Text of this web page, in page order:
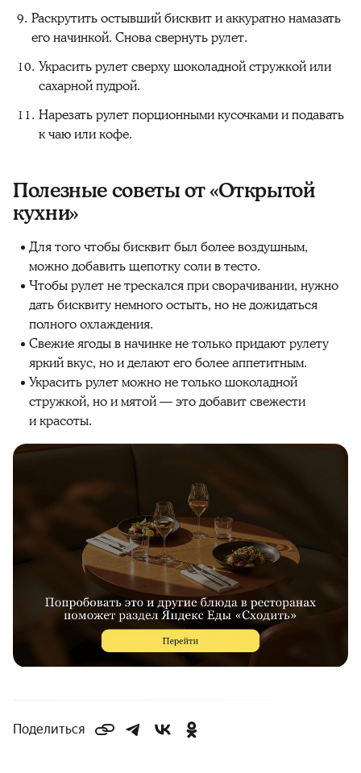
Раскрутить остывший бисквит и аккуратно намазать
его начинкой. Снова свернуть рулет.
Украсить рулет сверху шоколадной стружкой или
сахарной пудрой.
Нарезать рулет порционными кусочками и подавать
к чаю или кофе.
Полезные советы от «Открытой
кухни»
Для того чтобы бисквит был более воздушным,
можно добавить щепотку соли в тесто.
Чтобы рулет не трескался при сворачивании, нужно
дать бисквиту немного остыть, но не дожидаться
полного охлаждения.
Свежие ягоды в начинке не только придают рулету
яркий вкус, но и делают его более аппетитным.
Украсить рулет можно не только шоколадной
стружкой, но и мятой — это добавит свежести
и красоты.
Поделиться